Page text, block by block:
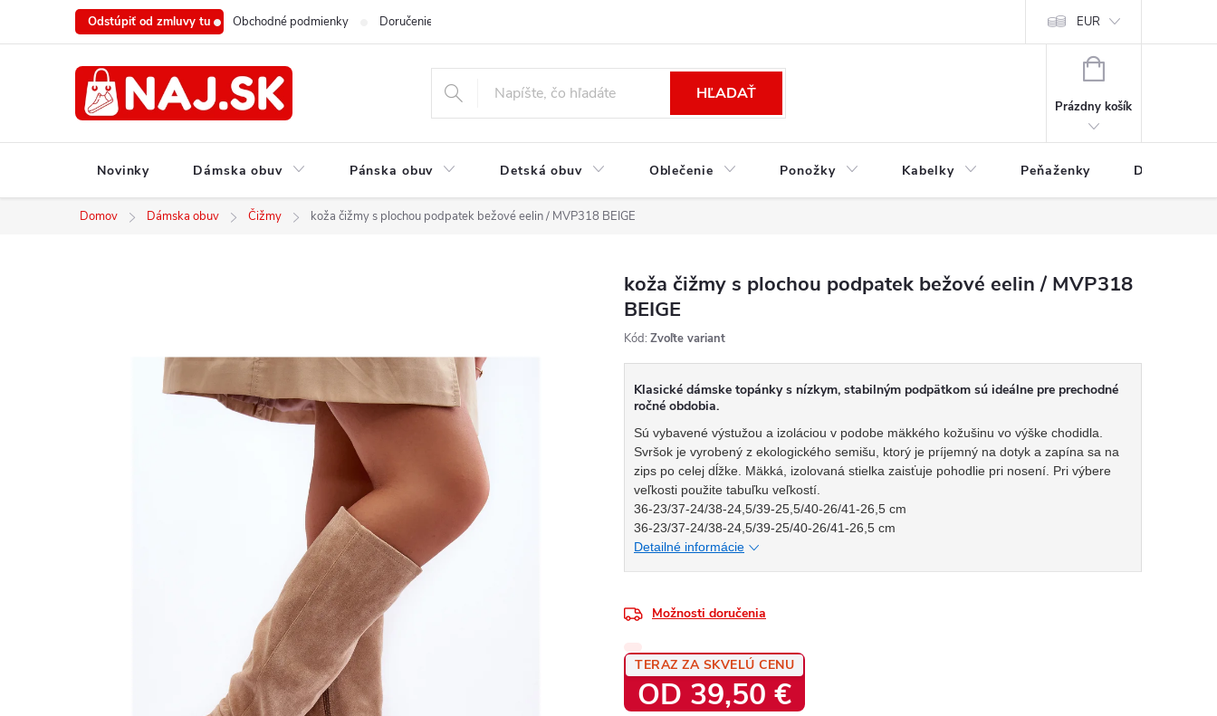
Odstúpiť od zmluvy tu Obchodné podmienky Doručenie a platba Podmienky ochrany osobných údajov
EUR
HĽADAŤ
NÁKUPNÝ
Prázdny košík
Novinky Dámska obuv Pánska obuv Detská obuv Oblečenie Ponožky Kabelky Peňaženky Drogéria
Domov Dámska obuv Čižmy koža čižmy s plochou podpatek bežové eelin / MVP318 BEIGE
koža čižmy s plochou podpatek bežové eelin / MVP318
BEIGE
Kód: Zvoľte variant
Klasické dámske topánky s nízkym, stabilným podpätkom sú ideálne pre prechodné
ročné obdobia.
Sú vybavené výstužou a izoláciou v podobe mäkkého kožušinu vo výške chodidla.
Svršok je vyrobený z ekologického semišu, ktorý je príjemný na dotyk a zapína sa na
zips po celej dĺžke. Mäkká, izolovaná stielka zaisťuje pohodlie pri nosení. Pri výbere
veľkosti použite tabuľku veľkostí.
36-23/37-24/38-24,5/39-25,5/40-26/41-26,5 cm
36-23/37-24/38-24,5/39-25/40-26/41-26,5 cm
Detailné informácie
Možnosti doručenia
TERAZ ZA SKVELÚ CENU
OD 39,50 €